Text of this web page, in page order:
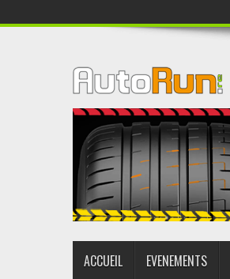
ACCUEIL EVENEMENTS